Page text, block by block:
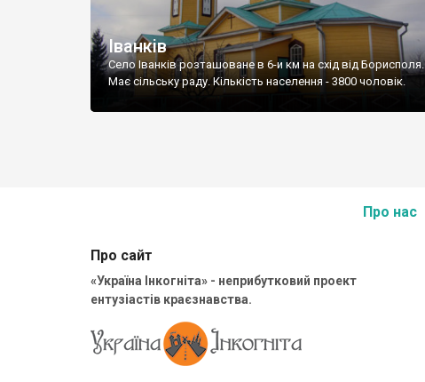
Іванків
Село Іванків розташоване в 6-и км на схід від Борисполя.
Має сільську раду. Кількість населення - 3800 чоловік.
Про нас
Про сайт
«Україна Інкогніта» - неприбутковий проект
ентузіастів краєзнавства.